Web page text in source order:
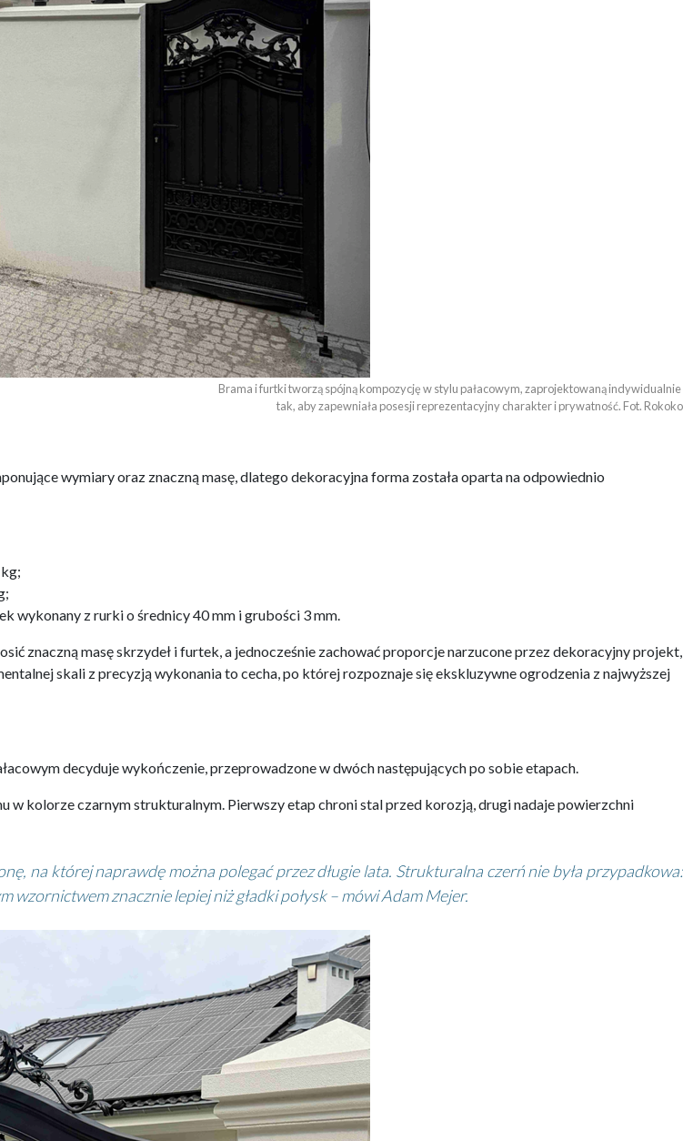
Brama i furtki tworzą spójną kompozycję w stylu pałacowym, zaprojektowaną indywidualnie
tak, aby zapewniała posesji reprezentacyjny charakter i prywatność. Fot. Rokoko
wymiary oraz znaczną masę, dlatego dekoracyjna forma została oparta na odpowiednio
wykonany z rurki o średnicy 40 mm i grubości 3 mm.
znaczną masę skrzydeł i furtek, a jednocześnie zachować proporcje narzucone przez dekoracyjny projekt,
skali z precyzją wykonania to cecha, po której rozpoznaje się ekskluzywne ogrodzenia z najwyższej
decyduje wykończenie, przeprowadzone w dwóch następujących po sobie etapach.
w kolorze czarnym strukturalnym. Pierwszy etap chroni stal przed korozją, drugi nadaje powierzchni
na której naprawdę można polegać przez długie lata. Strukturalna czerń nie była przypadkowa:
znacznie lepiej niż gładki połysk – mówi Adam Mejer.